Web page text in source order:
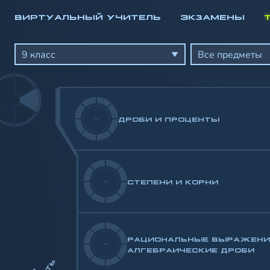
ВИРТУАЛЬНЫЙ УЧИТЕЛЬ ЭКЗАМЕНЫ
9 класс Все предметы
- ДРОБИ И ПРОЦЕНТЫ
- СТЕПЕНИ И КОРНИ
-
РАЦИОНАЛЬНЫЕ
АЛГЕБРАИЧЕСКИЕ ДРОБИ
Алгебра
Геометрия